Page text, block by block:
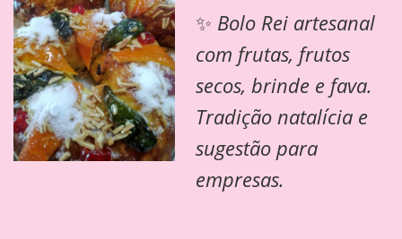
✨ Bolo Rei artesanal
com frutas, frutos
secos, brinde e fava.
Tradição natalícia e
sugestão para
empresas.